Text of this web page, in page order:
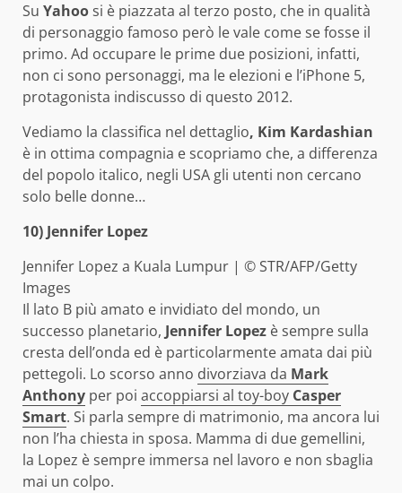
Su Yahoosi è piazzata al terzo posto, che in qualità
di personaggio famoso però le vale come se fosse il
primo. Ad occupare le prime due posizioni, infatti,
non ci sono personaggi, ma le elezioni e l’iPhone 5,
protagonista indiscusso di questo 2012.
Vediamo la classifica nel dettaglio, Kim Kardashian
è in ottima compagnia e scopriamo che, a differenza
del popolo italico, negli USA gli utenti non cercano
solo belle donne…
10) Jennifer Lopez
Jennifer Lopez a Kuala Lumpur | © STR/AFP/Getty
Images
Il lato B più amato e invidiato del mondo, un
successo planetario, Jennifer Lopez è sempre sulla
cresta dell’onda ed è particolarmente amata dai più
pettegoli. Lo scorso anno divorziava da Mark
Anthony per poi accoppiarsi al toy-boy Casper
Smart. Si parla sempre di matrimonio, ma ancora lui
non l’ha chiesta in sposa. Mamma di due gemellini,
la Lopez è sempre immersa nel lavoro e non sbaglia
mai un colpo.